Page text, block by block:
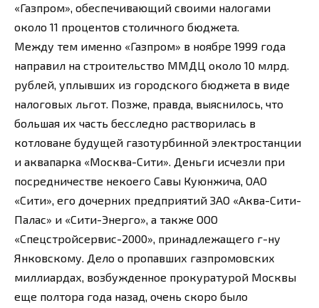
«Газпром», обеспечивающий своими налогами
около 11 процентов столичного бюджета.
Между тем именно «Газпром» в ноябре 1999 года
направил на строительство ММДЦ около 10 млрд.
рублей, уплывших из городского бюджета в виде
налоговых льгот. Позже, правда, выяснилось, что
большая их часть бесследно растворилась в
котловане будущей газотурбинной электростанции
и аквапарка «Москва-Сити». Деньги исчезли при
посредничестве некоего Савы Куюнжича, ОАО
«Сити», его дочерних предприятий ЗАО «Аква-Сити-
Палас» и «Сити-Энерго», а также ООО
«Спецстройсервис-2000», принадлежащего г-ну
Янковскому. Дело о пропавших газпромовских
миллиардах, возбужденное прокуратурой Москвы
еще полтора года назад, очень скоро было